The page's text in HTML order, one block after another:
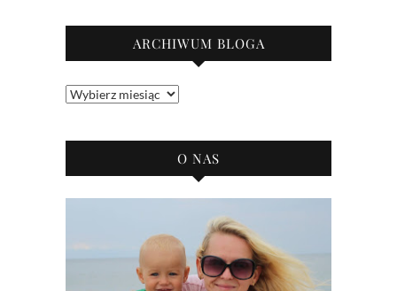
ARCHIWUM BLOGA
Archiwum
O NAS